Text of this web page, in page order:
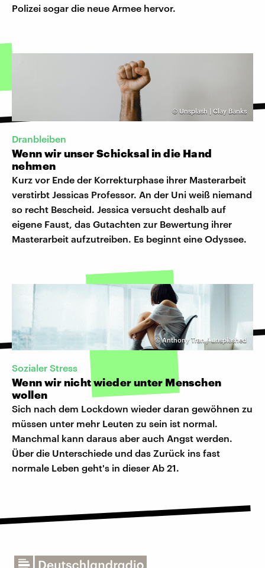
Polizei sogar die neue Armee hervor.
© Unsplash | Clay Banks
Dranbleiben
Wenn wir unser Schicksal in die Hand
nehmen
Kurz vor Ende der Korrekturphase ihrer Masterarbeit
verstirbt Jessicas Professor. An der Uni weiß niemand
so recht Bescheid. Jessica versucht deshalb auf
eigene Faust, das Gutachten zur Bewertung ihrer
Masterarbeit aufzutreiben. Es beginnt eine Odyssee.
©Anthony Tran / unsplashed
Sozialer Stress
Wenn wir nicht wieder unter Menschen
wollen
Sich nach dem Lockdown wieder daran gewöhnen zu
müssen unter mehr Leuten zu sein ist normal.
Manchmal kann daraus aber auch Angst werden.
Über die Unterschiede und das Zurück ins fast
normale Leben geht's in dieser Ab 21.